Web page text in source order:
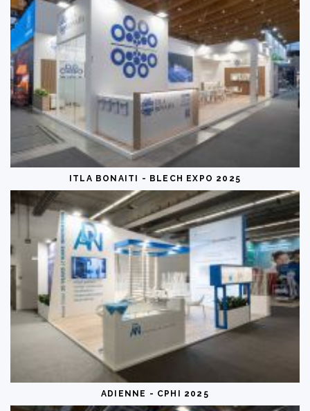
ITLA BONAITI - BLECH EXPO 2025
ADIENNE - CPHI 2025